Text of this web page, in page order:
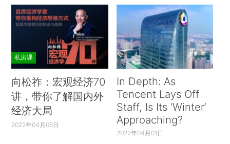
私房课
向松祚：宏观经济70
讲，带你了解国内外
经济大局
2022年04月06日
In Depth: As
Tencent Lays Off
Staff, Is Its ‘Winter’
Approaching?
2022年04月01日